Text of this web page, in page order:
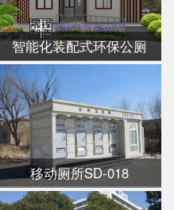
智能化装配式环保公厕
移动厕所SD-018